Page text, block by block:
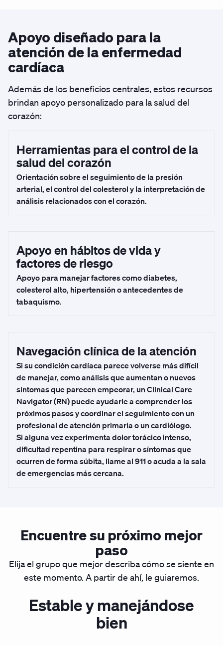
Apoyo diseñado para la
atención de la enfermedad
cardíaca
Además de los beneficios centrales, estos recursos
brindan apoyo personalizado para la salud del
corazón:
Herramientas para el control de la
salud del corazón
Orientación sobre el seguimiento de la presión
arterial, el control del colesterol y la interpretación de
análisis relacionados con el corazón.
Apoyo en hábitos de vida y
factores de riesgo
Apoyo para manejar factores como diabetes,
colesterol alto, hipertensión o antecedentes de
tabaquismo.
Navegación clínica de la atención
Si su condición cardíaca parece volverse más difícil
de manejar, como análisis que aumentan o nuevos
síntomas que parecen empeorar, un Clinical Care
Navigator (RN) puede ayudarle a comprender los
próximos pasos y coordinar el seguimiento con un
profesional de atención primaria o un cardiólogo.
Si alguna vez experimenta dolor torácico intenso,
dificultad repentina para respirar o síntomas que
ocurren de forma súbita, llame al 911 o acuda a la sala
de emergencias más cercana.
Encuentre su próximo mejor
paso
Elija el grupo que mejor describa cómo se siente en
este momento. A partir de ahí, le guiaremos.
Estable y manejándose
bien